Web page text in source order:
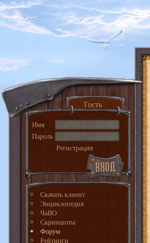
Гость
Имя
Пароль
Регистрация
Скачать клиент
Энциклопедия
ЧаВО
Скриншоты
Форум
Рейтинги